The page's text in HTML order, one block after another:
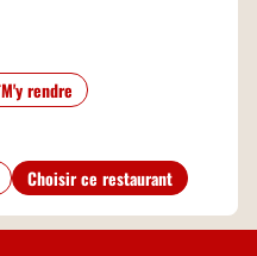
M'y rendre
Choisir ce restaurant